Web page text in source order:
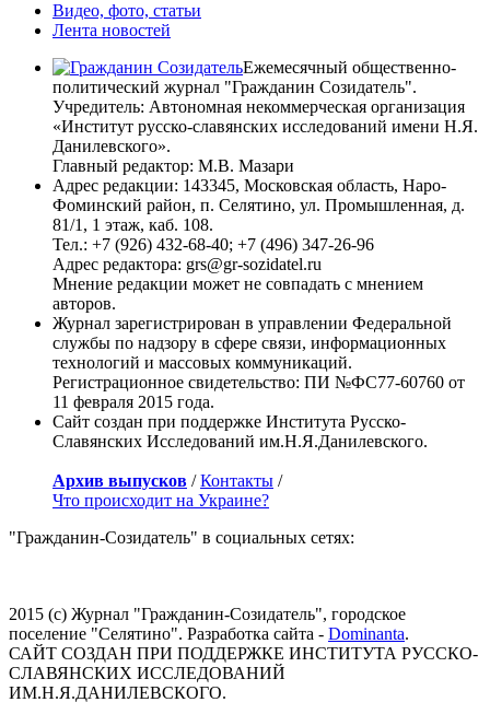
Видео, фото, статьи
Лента новостей
Ежемесячный общественно-
политический журнал "Гражданин Созидатель".
Учредитель: Автономная некоммерческая организация
«Институт русско-славянских исследований имени Н.Я.
Данилевского».
Главный редактор: М.В. Мазари
Адрес редакции: 143345, Московская область, Наро-
Фоминский район, п. Селятино, ул. Промышленная, д.
81/1, 1 этаж, каб. 108.
Тел.: +7 (926) 432-68-40; +7 (496) 347-26-96
Адрес редактора: grs@gr-sozidatel.ru
Мнение редакции может не совпадать с мнением
авторов.
Журнал зарегистрирован в управлении Федеральной
службы по надзору в сфере связи, информационных
технологий и массовых коммуникаций.
Регистрационное свидетельство: ПИ №ФС77-60760 от
11 февраля 2015 года.
Сайт создан при поддержке Института Русско-
Славянских Исследований им.Н.Я.Данилевского.
Архив выпусков /Контакты /
Что происходит на Украине?
"Гражданин-Созидатель" в социальных сетях:
2015 (с) Журнал "Гражданин-Созидатель", городское
поселение "Селятино". Разработка сайта - Dominanta.
САЙТ СОЗДАН ПРИ ПОДДЕРЖКЕ ИНСТИТУТА РУССКО-
СЛАВЯНСКИХ ИССЛЕДОВАНИЙ
ИМ.Н.Я.ДАНИЛЕВСКОГО.